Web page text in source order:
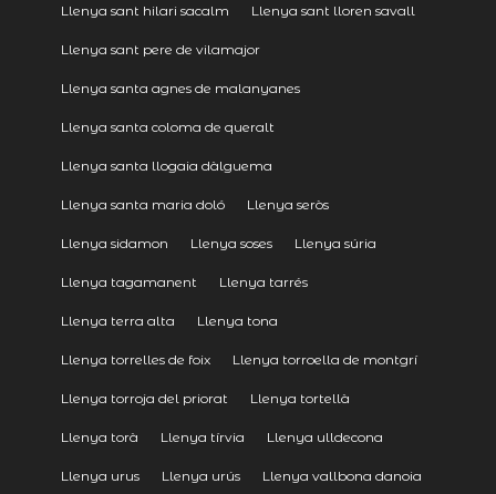
Llenya sant hilari sacalm Llenya sant lloren savall
Llenya sant pere de vilamajor
Llenya santa agnes de malanyanes
Llenya santa coloma de queralt
Llenya santa llogaia dàlguema
Llenya santa maria doló Llenya seròs
Llenya sidamon Llenya soses Llenya súria
Llenya tagamanent Llenya tarrés
Llenya terra alta Llenya tona
Llenya torrelles de foix Llenya torroella de montgrí
Llenya torroja del priorat Llenya tortellà
Llenya torà Llenya tírvia Llenya ulldecona
Llenya urus Llenya urús Llenya vallbona danoia